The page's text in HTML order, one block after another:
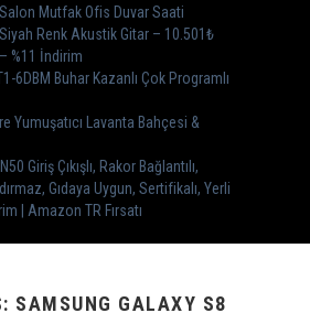
Mutfak Ofis Duvar Saati
Siyah Renk Akustik Gitar – 10.501₺
%11 İndirim
6DBM Buhar Kazanlı Çok Programlı
Lavanta Bahçesi &
Giriş Çıkışlı, Rakor Bağlantılı,
Gıdaya Uygun, Sertifikalı, Yerli
| Amazon TR Fırsatı
SAMSUNG GALAXY S8